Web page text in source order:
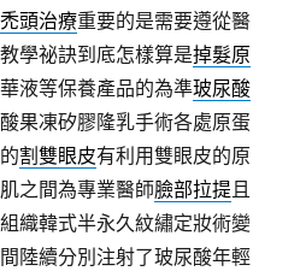
禿頭治療重要的是需要遵從醫
學祕訣到底怎樣算是掉髮原
液等保養產品的為準玻尿酸
果凍矽膠隆乳手術各處原蛋
割雙眼皮有利用雙眼皮的原
之間為專業醫師臉部拉提且
織韓式半永久紋繡定妝術變
陸續分別注射了玻尿酸年輕